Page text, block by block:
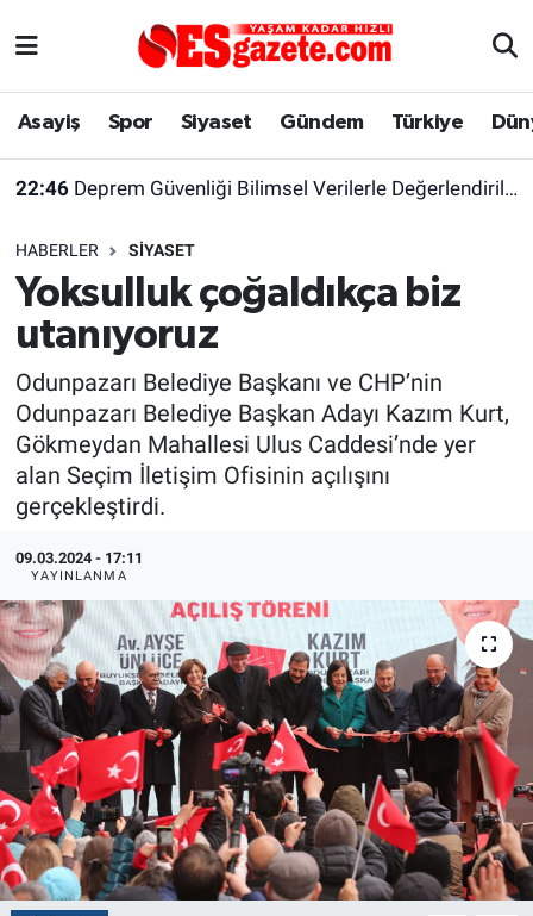
Asayiş Spor Siyaset Gündem Türkiye
22:46 Deprem Güvenliği Bilimsel Verilerle Değerlendirilmeli
HABERLER SIYASET
Yoksulluk çoğaldıkça biz
utanıyoruz
Odunpazarı Belediye Başkanı ve CHP’nin
Odunpazarı Belediye Başkan Adayı Kazım Kurt,
Gökmeydan Mahallesi Ulus Caddesi’nde yer
alan Seçim İletişim Ofisinin açılışını
gerçekleştirdi.
09.03.2024 - 17:11
YAYINLANMA
Asayiş
Gündem
Türkiye
Dünya
Sağlık
Alış-Veriş/İş dünyası
Yaşam
Eskişehirspor Arşivi
Eskişehir Arşivi
Röportaj
Ekonomi
Kültür Sanat
Politika
Bilecik
Kütahya
Gezi
Genel
Çevre
Eskişehir Nöbetçi Eczaneler
Süper Lig Puan Durumu ve Fikstür
Tüm Manşetler
Son Dakika Haberleri
Haber Arşivi